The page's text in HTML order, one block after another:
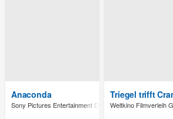
Anaconda
Sony Pictures Entertainment Deutschland GmbH
Triegel trifft
Weltkino Filmverleih